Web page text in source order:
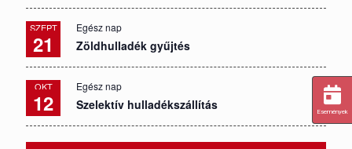
SZEPT
21
Egész nap
Zöldhulladék gyűjtés
OKT
12
Egész nap
Szelektív hulladékszállítás Események